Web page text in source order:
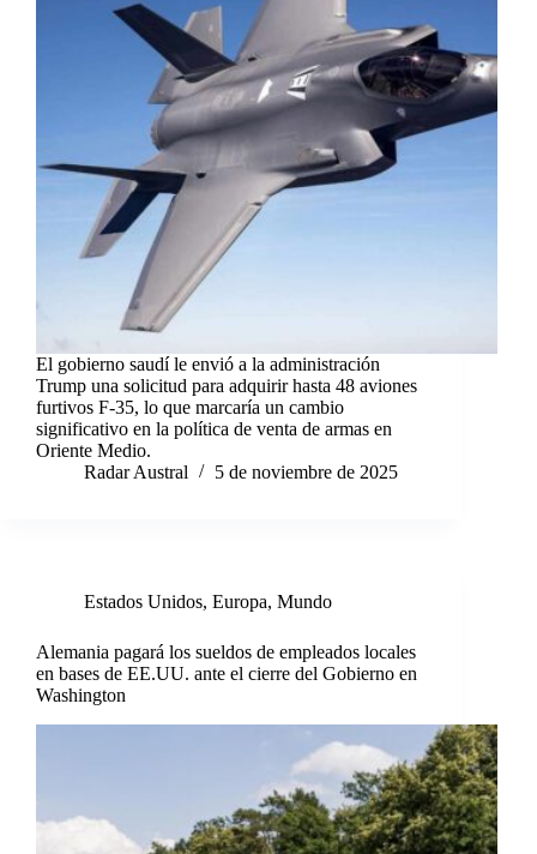
El gobierno saudí le envió a la administración
Trump una solicitud para adquirir hasta 48 aviones
furtivos F-35, lo que marcaría un cambio
significativo en la política de venta de armas en
Oriente Medio.
Radar Austral
5 de noviembre de 2025
Estados Unidos, Europa, Mundo
Alemania pagará los sueldos de empleados locales
en bases de EE.UU. ante el cierre del Gobierno en
Washington